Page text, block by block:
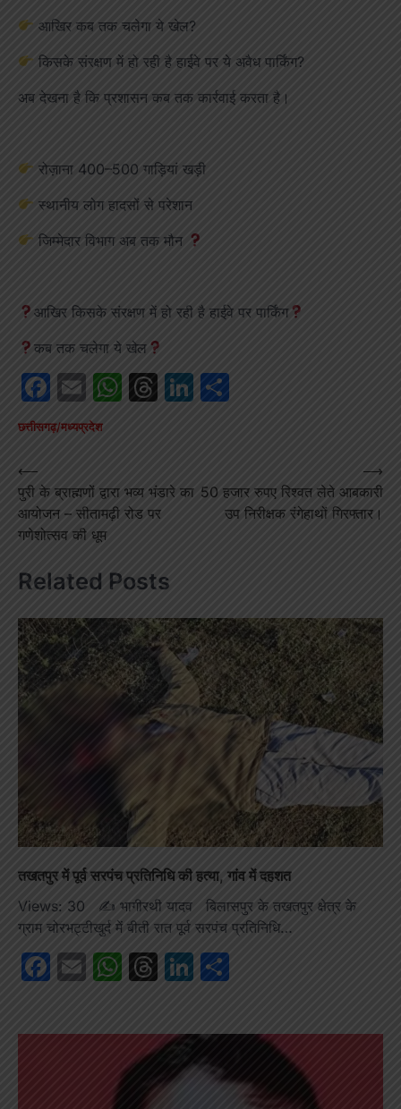
आखिर कब तक चलेगा ये खेल?
किसके संरक्षण में हो रही है हाईवे पर ये अवैध पार्किंग?
अब देखना है कि प्रशासन कब तक कार्रवाई करता है।
रोज़ाना 400–500 गाड़ियां खड़ी
स्थानीय लोग हादसों से परेशान
जिम्मेदार विभाग अब तक मौन
आखिर किसके संरक्षण में हो रही है हाईवे पर पार्किंग
कब तक चलेगा ये खेल
Facebook
EmailWhatsApp
Threads
LinkedIn
छत्तीसगढ़/मध्यप्रदेश
Post
navigation
⟵
पुरी के ब्राह्मणों द्वारा भव्य भंडारे का
आयोजन – सीतामढ़ी रोड पर
गणेशोत्सव की धूम
50 हजार रुपए रिश्वत लेते आबकारी
उप निरीक्षक रंगेहाथों गिरफ्तार।
⟶
Related Posts
तखतपुर में पूर्व सरपंच प्रतिनिधि की हत्या, गांव में दहशत
Views: 30 ✍️ भागीरथी यादव बिलासपुर के तखतपुर क्षेत्र के
ग्राम चोरभट्टीखुर्द में बीती रात पूर्व सरपंच प्रतिनिधि…
Facebook
EmailWhatsApp
Threads
LinkedIn